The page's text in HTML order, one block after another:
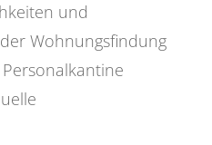
und
Wohnungsfindung